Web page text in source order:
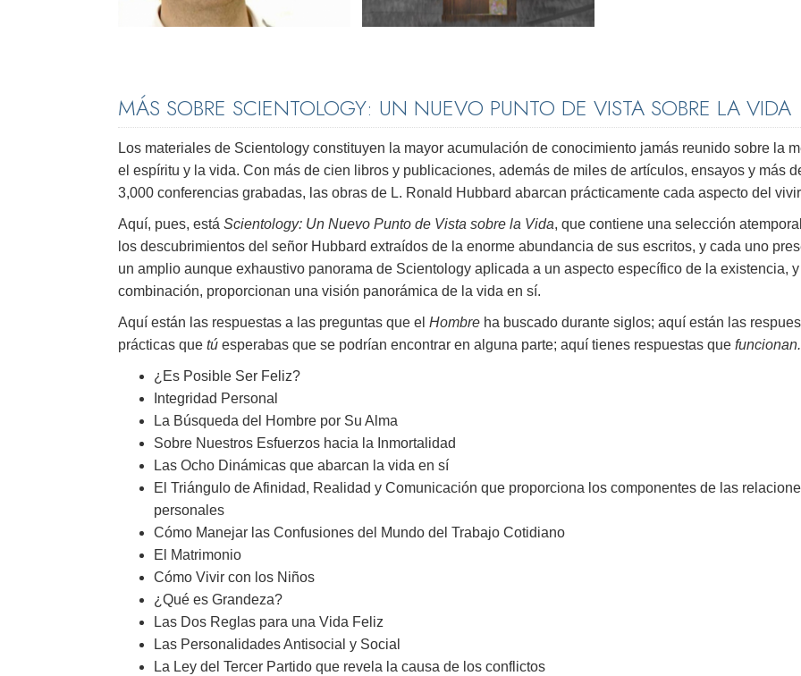
MÁS SOBRE SCIENTOLOGY: UN NUEVO PUNTO DE VISTA SOBRE LA VIDA
Los materiales de Scientology constituyen la mayor acumulación de conocimiento jamás reunido sobre la
el espíritu y la vida. Con más de cien libros y publicaciones, además de miles de artículos, ensayos y más
3,000 conferencias grabadas, las obras de L. Ronald Hubbard abarcan prácticamente cada aspecto del
Aquí, pues, está Scientology: Un Nuevo Punto de Vista sobre la Vida, que contiene una selección
los descubrimientos del señor Hubbard extraídos de la enorme abundancia de sus escritos, y cada uno
un amplio aunque exhaustivo panorama de Scientology aplicada a un aspecto específico de la existencia, y
combinación, proporcionan una visión panorámica de la vida en sí.
Aquí están las respuestas a las preguntas que el Hombre ha buscado durante siglos; aquí están las
prácticas que tú esperabas que se podrían encontrar en alguna parte; aquí tienes respuestas que funcionan.
¿Es Posible Ser Feliz?
Integridad Personal
La Búsqueda del Hombre por Su Alma
Sobre Nuestros Esfuerzos hacia la Inmortalidad
Las Ocho Dinámicas que abarcan la vida en sí
El Triángulo de Afinidad, Realidad y Comunicación que proporciona los componentes de las
personales
Cómo Manejar las Confusiones del Mundo del Trabajo Cotidiano
El Matrimonio
Cómo Vivir con los Niños
¿Qué es Grandeza?
Las Dos Reglas para una Vida Feliz
Las Personalidades Antisocial y Social
La Ley del Tercer Partido que revela la causa de los conflictos